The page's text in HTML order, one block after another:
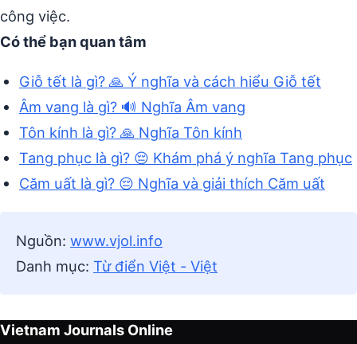
công việc.
Có thể bạn quan tâm
Giỗ tết là gì? 🙏 Ý nghĩa và cách hiểu Giỗ tết
Âm vang là gì? 🔊 Nghĩa Âm vang
Tôn kính là gì? 🙏 Nghĩa Tôn kính
Tang phục là gì? 😔 Khám phá ý nghĩa Tang phục
Căm uất là gì? 😔 Nghĩa và giải thích Căm uất
Nguồn: www.vjol.info
Danh mục: Từ điển Việt - Việt
Vietnam Journals Online